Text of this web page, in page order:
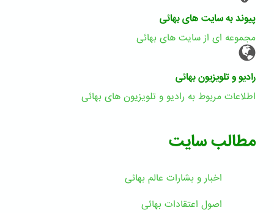
پیوند به سایت های بهائی
مجموعه ای از سایت های بهائی
رادیو و تلویزیون بهائی
اطلاعات مربوط به رادیو و تلویزیون های بهائی
مطالب سایت
اخبار و بشارات عالم بهائى
اصول اعتقادات بهائی